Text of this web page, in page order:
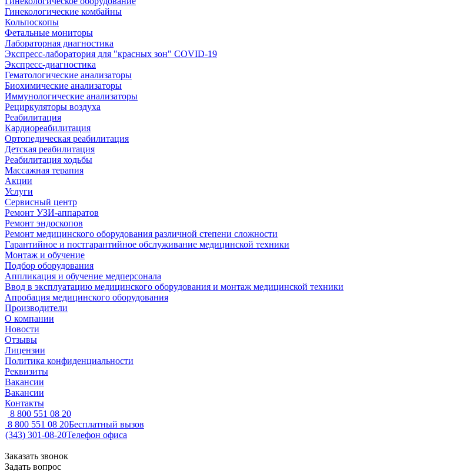
Гинекологические комбайны
Кольпоскопы
Фетальные мониторы
Лабораторная диагностика
Экспресс-лаборатория для "красных зон" COVID-19
Экспресс-диагностика
Гематологические анализаторы
Биохимические анализаторы
Иммунологические анализаторы
Рециркуляторы воздуха
Реабилитация
Кардиореабилитация
Ортопедическая реабилитация
Детская реабилитация
Реабилитация ходьбы
Массажная терапия
Акции
Услуги
Сервисный центр
Ремонт УЗИ-аппаратов
Ремонт эндоскопов
Ремонт медицинского оборудования различной степени сложности
Гарантийное и постгарантийное обслуживание медицинской техники
Монтаж и обучение
Подбор оборудования
Аппликация и обучение медперсонала
Ввод в эксплуатацию медицинского оборудования и монтаж медицинской техники
Апробация медицинского оборудования
Производители
О компании
Новости
Отзывы
Лицензии
Политика конфиденциальности
Реквизиты
Вакансии
Вакансии
Контакты
8 800 551 08 20
8 800 551 08 20Бесплатный вызов
(343) 301-08-20Телефон офиса
Заказать звонок
Задать вопрос